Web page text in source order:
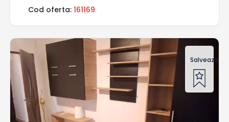
Cod oferta: 161169
Salveaza